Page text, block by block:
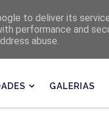
GALERIAS
to deliver its
performance and
abuse.